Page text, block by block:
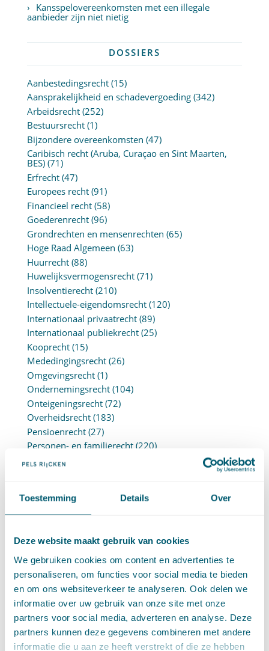
Toestemming Details Over
Deze website maakt gebruik van cookies
We gebruiken cookies om content en advertenties te
personaliseren, om functies voor social media te bieden
en om ons websiteverkeer te analyseren. Ook delen we
informatie over uw gebruik van onze site met onze
partners voor social media, adverteren en analyse. Deze
partners kunnen deze gegevens combineren met andere
informatie die u aan ze heeft verstrekt of die ze hebben
Kansspelovereenkomsten met een illegale
aanbieder zijn niet nietig
DOSSIERS
Aanbestedingsrecht(15)
Aansprakelijkheid en schadevergoeding(342)
Arbeidsrecht(252)
Bestuursrecht(1)
Bijzondere overeenkomsten (47)
Caribisch recht (Aruba, Curaçao en Sint Maarten,
BES)(71)
Erfrecht(47)
Europees recht(91)
Financieel recht(58)
Goederenrecht(96)
Grondrechten en mensenrechten (65)
Hoge Raad Algemeen (63)
Huurrecht(88)
Huwelijksvermogensrecht(71)
Insolventierecht(210)
Intellectuele-eigendomsrecht(120)
Internationaal privaatrecht(89)
Internationaal publiekrecht(25)
Kooprecht(15)
Mededingingsrecht(26)
Omgevingsrecht(1)
Ondernemingsrecht(104)
Onteigeningsrecht(72)
Overheidsrecht(183)
Pensioenrecht(27)
Personen- en familierecht(220)
Prejudiciële uitspraken HvJEU
Proces- en beslagrecht (906)
Strafrecht(12)
Vermogensrecht algemeen (94)
Vervoersrecht(28)
Verzekeringsrecht(85)
Wetgeving cassatierechtspraak(14)
Wvggz – Wzd (Wet Bopz oud)(139)
ARCHIEF